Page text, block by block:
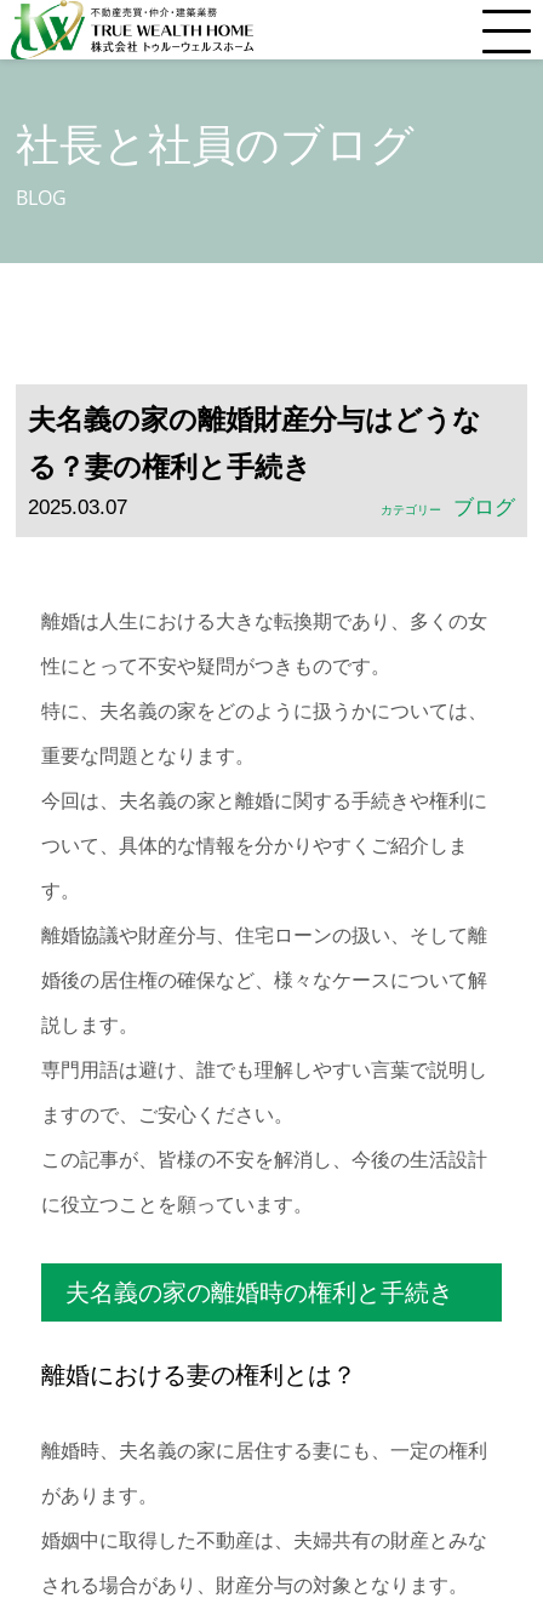
社長と社員のブログ
BLOG
夫名義の家の離婚財産分与はどうな
る？妻の権利と手続き
2025.03.07 ブログ
離婚は人生における大きな転換期であり、多くの女
性にとって不安や疑問がつきものです。
特に、夫名義の家をどのように扱うかについては、
重要な問題となります。
今回は、夫名義の家と離婚に関する手続きや権利に
ついて、具体的な情報を分かりやすくご紹介しま
す。
離婚協議や財産分与、住宅ローンの扱い、そして離
婚後の居住権の確保など、様々なケースについて解
説します。
専門用語は避け、誰でも理解しやすい言葉で説明し
ますので、ご安心ください。
この記事が、皆様の不安を解消し、今後の生活設計
に役立つことを願っています。
夫名義の家の離婚時の権利と手続き
離婚における妻の権利とは？
離婚時、夫名義の家に居住する妻にも、一定の権利
があります。
婚姻中に取得した不動産は、夫婦共有の財産とみな
される場合があり、財産分与の対象となります。